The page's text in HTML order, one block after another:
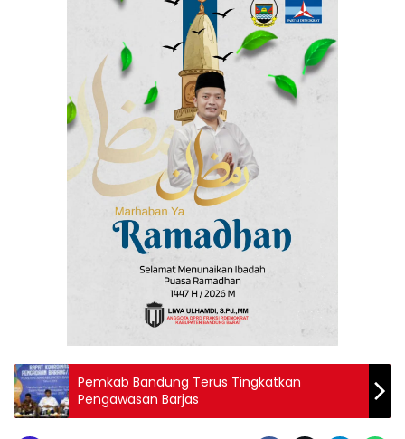
Pemkab Bandung Terus Tingkatkan
Pengawasan Barjas